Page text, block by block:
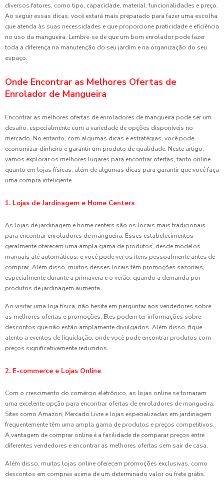
diversos fatores, como tipo, capacidade, material, funcionalidades e preço.
Ao seguir essas dicas, você estará mais preparado para fazer uma escolha
que atenda às suas necessidades e que proporcione praticidade e eficiência
no uso da mangueira. Lembre-se de que um bom enrolador pode fazer
toda a diferença na manutenção do seu jardim e na organização do seu
espaço.
Onde Encontrar as Melhores Ofertas de
Enrolador de Mangueira
Encontrar as melhores ofertas de enroladores de mangueira pode ser um
desafio, especialmente com a variedade de opções disponíveis no
mercado. No entanto, com algumas dicas e estratégias, você pode
economizar dinheiro e garantir um produto de qualidade. Neste artigo,
vamos explorar os melhores lugares para encontrar ofertas, tanto online
quanto em lojas físicas, além de algumas dicas para garantir que você faça
uma compra inteligente.
1. Lojas de Jardinagem e Home Centers
As lojas de jardinagem e home centers são os locais mais tradicionais
para encontrar enroladores de mangueira. Esses estabelecimentos
geralmente oferecem uma ampla gama de produtos, desde modelos
manuais até automáticos, e você pode ver os itens pessoalmente antes de
comprar. Além disso, muitos desses locais têm promoções sazonais,
especialmente durante a primavera e o verão, quando a demanda por
produtos de jardinagem aumenta.
Ao visitar uma loja física, não hesite em perguntar aos vendedores sobre
as melhores ofertas e promoções. Eles podem ter informações sobre
descontos que não estão amplamente divulgados. Além disso, fique
atento a eventos de liquidação, onde você pode encontrar produtos com
preços significativamente reduzidos.
2. E-commerce e Lojas Online
Com o crescimento do comércio eletrônico, as lojas online se tornaram
uma excelente opção para encontrar ofertas de enroladores de mangueira.
Sites como Amazon, Mercado Livre e lojas especializadas em jardinagem
frequentemente têm uma ampla gama de produtos e preços competitivos.
A vantagem de comprar online é a facilidade de comparar preços entre
diferentes vendedores e encontrar as melhores ofertas sem sair de casa.
Além disso, muitas lojas online oferecem promoções exclusivas, como
descontos em compras acima de um determinado valor ou frete grátis.